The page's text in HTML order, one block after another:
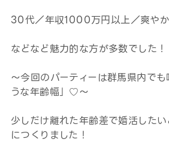
30代／年収1000万円以上／爽や
などなど魅力的な方が多数でした！
～今回のパーティーは群馬県内で
うな年齢幅」♡～
少しだけ離れた年齢差で婚活した
につくりました！